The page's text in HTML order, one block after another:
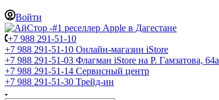
Войти
+7 988 291-51-10
+7 988 291-51-10 Онлайн-магазин iStore
+7 988 291-51-03 Флагман iStore на Р. Гамзатова, 64а
+7 988 291-51-14 Сервисный центр
+7 988 291-51-30 Трейд-ин